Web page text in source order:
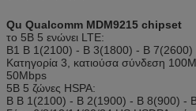
Qu Qualcomm MDM9215 chipset
το 5B 5 ενώνει LTE:
B1 Β 1(2100) - Β 3(1800) - Β
Κατηγορία 3, κατιούσα σύνδεση
50Mbps
5B 5 ζώνες HSPA:
Β Β 1(2100) - Β 2(1900) - Β 8(900) -